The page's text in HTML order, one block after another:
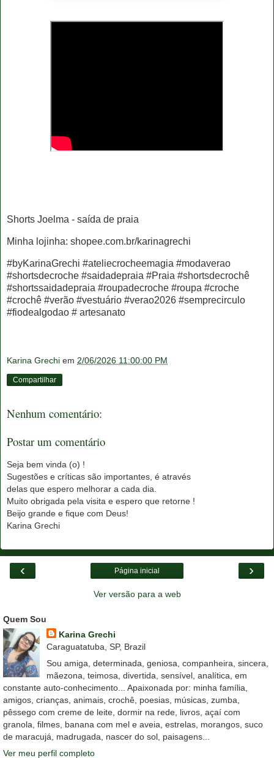
Shorts Joelma - saída de praia
Minha lojinha: shopee.com.br/karinagrechi
#byKarinaGrechi #ateliecrocheemagia #modaverao
#shortsdecroche #saidadepraia #Praia #shortsdecrochê
#shortssaidadepraia #roupadecroche #roupa #croche
#crochê #verão #vestuário #verao2026 #semprecirculo
#fiodealgodao # artesanato
Karina Grechi em 2/06/2026 11:00:00 PM
Compartilhar
Nenhum comentário:
Postar um comentário
Seja bem vinda (o) !
Sugestões e críticas são importantes, é através
delas que espero melhorar a cada dia.
Muito obrigada pela visita e espero que retorne !
Beijo grande e fique com Deus!
Karina Grechi
‹ ›
Página inicial
Ver versão para a web
Quem Sou
Karina Grechi
Caraguatatuba, SP, Brazil
Sou amiga, determinada, geniosa, companheira, sincera,
mãezona, teimosa, divertida, sensível, analítica, em
constante auto-conhecimento... Apaixonada por: minha família,
amigos, crianças, animais, crochê, poesias, músicas, zumba,
pêssego com creme de leite, dormir na rede, livros, açaí com
granola, filmes, banana com mel e aveia, estrelas, morangos, suco
de maracujá, madrugada, nascer do sol, paisagens...
Ver meu perfil completo